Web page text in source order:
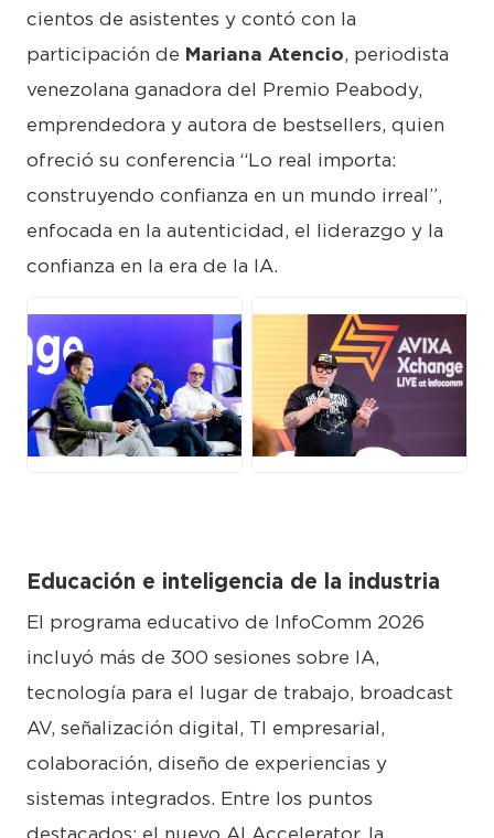
cientos de asistentes y contó con la
participación de Mariana Atencio, periodista
venezolana ganadora del Premio Peabody,
emprendedora y autora de bestsellers, quien
ofreció su conferencia “Lo real importa:
construyendo confianza en un mundo irreal”,
enfocada en la autenticidad, el liderazgo y la
confianza en la era de la IA.
JPG JPG
Educación e inteligencia de la industria
El programa educativo de InfoComm 2026
incluyó más de 300 sesiones sobre IA,
tecnología para el lugar de trabajo, broadcast
AV, señalización digital, TI empresarial,
colaboración, diseño de experiencias y
sistemas integrados. Entre los puntos